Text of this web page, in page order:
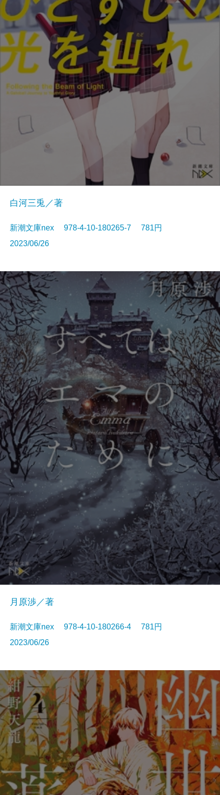
白河三兎／著
新潮文庫nex 978-4-10-180265-7 781円
2023/06/26
月原渉／著
新潮文庫nex 978-4-10-180266-4 781円
2023/06/26